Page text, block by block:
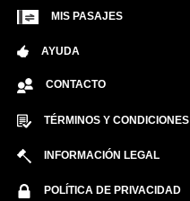
MIS PASAJES
AYUDA
CONTACTO
TÉRMINOS Y CONDICIONES
INFORMACIÓN LEGAL
POLÍTICA DE PRIVACIDAD